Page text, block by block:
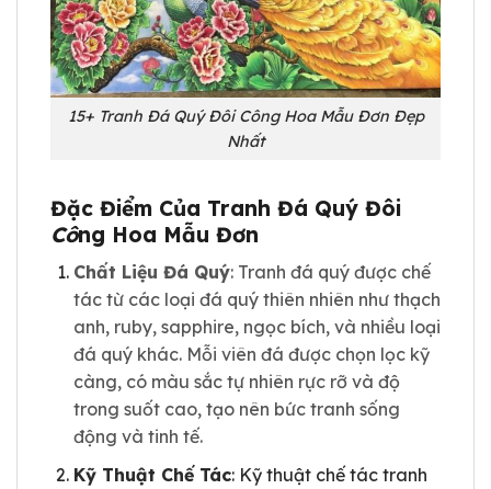
15+ Tranh Đá Quý Đôi Công Hoa Mẫu Đơn Đẹp
Nhất
Đặc Điểm Của Tranh Đá Quý Đôi
Công Hoa Mẫu Đơn
Chất Liệu Đá Quý: Tranh đá quý được chế
tác từ các loại đá quý thiên nhiên như thạch
anh, ruby, sapphire, ngọc bích, và nhiều loại
đá quý khác. Mỗi viên đá được chọn lọc kỹ
càng, có màu sắc tự nhiên rực rỡ và độ
trong suốt cao, tạo nên bức tranh sống
động và tinh tế.
Kỹ Thuật Chế Tác: Kỹ thuật chế tác tranh